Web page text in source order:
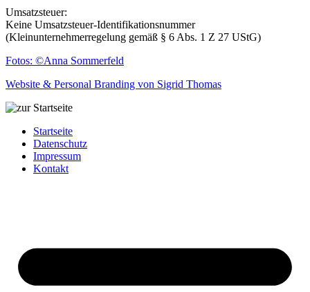
Umsatzsteuer:
Keine Umsatzsteuer-Identifikationsnummer
(Kleinunternehmerregelung gemäß § 6 Abs. 1 Z 27 UStG)
Fotos: ©Anna Sommerfeld
Website & Personal Branding von Sigrid Thomas
Startseite
Datenschutz
Impressum
Kontakt